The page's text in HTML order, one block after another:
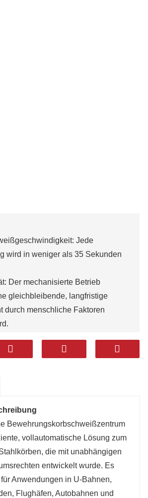
Jede
wird in weniger als 35 Sekunden
Der mechanisierte Betrieb
gleichbleibende, langfristige
durch menschliche Faktoren
ohne das
Installation und
sowohl für den Betrieb in der
Ort.
Schweißen: Steigert die
die Handarbeit und verbessert die
hochwertige Stahlkäfige.
Bewehrungskorbschweißzentrum
vollautomatische Lösung zum
die mit unabhängigen
entwickelt wurde. Es
Anwendungen in U-Bahnen,
Flughäfen, Autobahnen und